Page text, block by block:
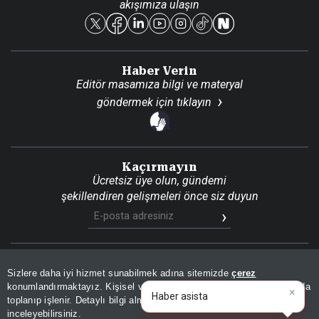
Sizlere daha iyi hizmet sunabilmek adına sitemizdeçerez
konumlandırmaktayız. Kişisel verileriniz, KVKK ve GDPR kapsamında
toplanıp işlenir. Detaylı bilgi almak içinAydınlatma Metnimizi
inceleyebilirsiniz.
Reklam Ver
akışımıza ulaşın
Haber Verin
Editör masamıza bilgi ve materyal
göndermek için tıklayın
Kaçırmayın
Ücretsiz üye olun, gündemi
şekillendiren gelişmeleri önce siz duyun
© 2026 İhlas Medya Grubu. Tüm Hakları Saklıdır
Son DakikaSite HaritasıRSSKVKK Aydınlatma Metni
Gizlilik PolitikasıÇerez Politikası
×
|